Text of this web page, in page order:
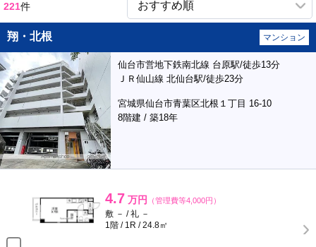
221件
翔・北根 マンション
仙台市営地下鉄南北線 台原駅/徒歩13分
ＪＲ仙山線 北仙台駅/徒歩23分
宮城県仙台市青葉区北根１丁目 16-10
8階建 / 築18年
4.7 万円 （管理費等4,000円）
敷 － / 礼 －
1階 / 1R / 24.8㎡